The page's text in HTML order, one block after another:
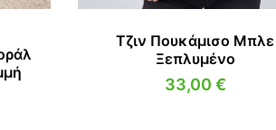
Τζιν Πουκάμισο Μπλε
Ξεπλυμένο
33,00 €